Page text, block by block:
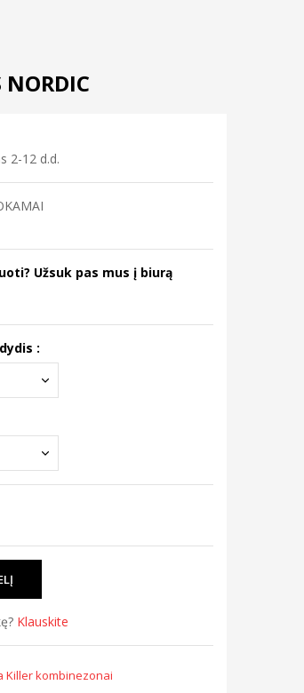
2-12 d.d.
Užsuk pas mus į biurą
:
Klauskite
Killer kombinezonai